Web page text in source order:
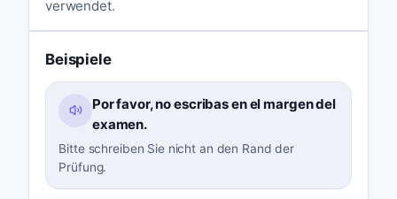
verwendet.
Beispiele
Por favor, no escribas en el margen del
examen.
Bitte schreiben Sie nicht an den Rand der
Prüfung.